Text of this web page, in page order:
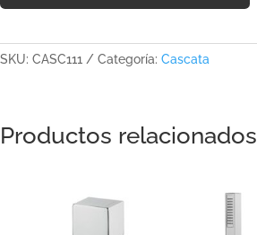
SKU: CASC111 Categoría: Cascata
Productos relacionados